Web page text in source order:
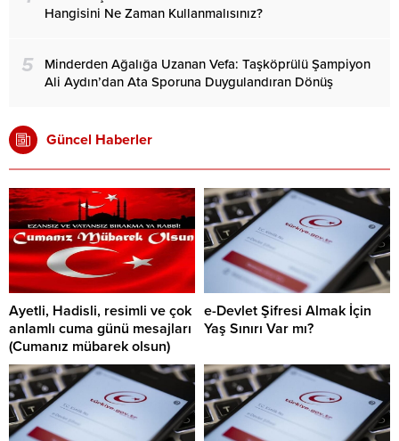
Hangisini Ne Zaman Kullanmalısınız?
5
Minderden Ağalığa Uzanan Vefa: Taşköprülü Şampiyon
Ali Aydın’dan Ata Sporuna Duygulandıran Dönüş
Güncel Haberler
Ayetli, Hadisli, resimli ve çok
anlamlı cuma günü mesajları
(Cumanız mübarek olsun)
e-Devlet Şifresi Almak İçin
Yaş Sınırı Var mı?